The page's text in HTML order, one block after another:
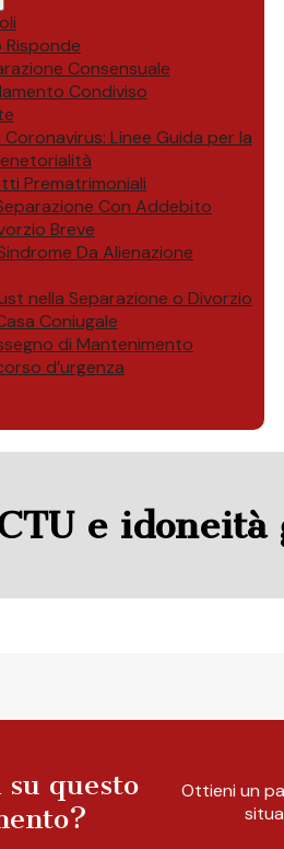
Risponde
Consensuale
Condiviso
Coronavirus: Linee Guida per la
Prematrimoniali
Con Addebito
Breve
Da Alienazione
nella Separazione o Divorzio
Coniugale
di Mantenimento
d’urgenza
e
questo
Ottieni un